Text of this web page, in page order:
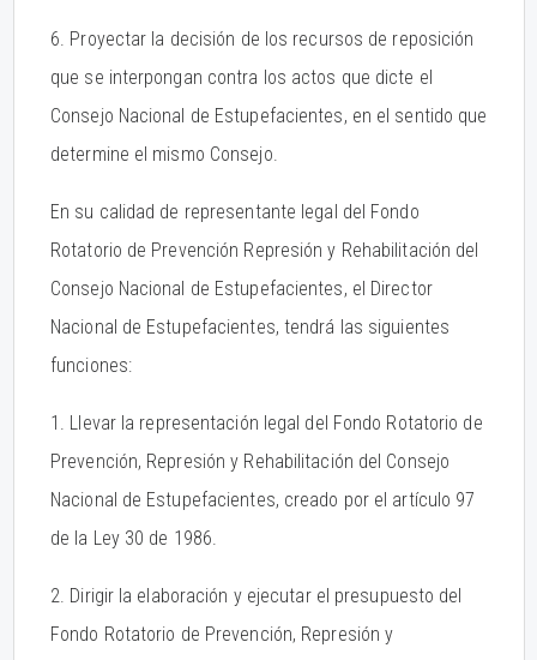
6. Proyectar la decisión de los recursos de reposición
que se interpongan contra los actos que dicte el
Consejo Nacional de Estupefacientes, en el sentido que
determine el mismo Consejo.
En su calidad de representante legal del Fondo
Rotatorio de Prevención Represión y Rehabilitación del
Consejo Nacional de Estupefacientes, el Director
Nacional de Estupefacientes, tendrá las siguientes
funciones:
1. Llevar la representación legal del Fondo Rotatorio de
Prevención, Represión y Rehabilitación del Consejo
Nacional de Estupefacientes, creado por el artículo 97
de la Ley 30 de 1986.
2. Dirigir la elaboración y ejecutar el presupuesto del
Fondo Rotatorio de Prevención, Represión y